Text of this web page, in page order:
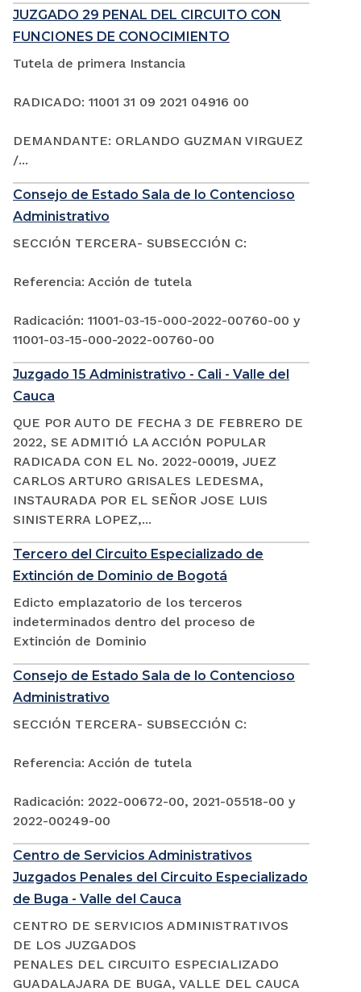
JUZGADO 29 PENAL DEL CIRCUITO CON
FUNCIONES DE CONOCIMIENTO
Tutela de primera Instancia
RADICADO: 11001 31 09 2021 04916 00
DEMANDANTE: ORLANDO GUZMAN VIRGUEZ
/...
Consejo de Estado Sala de lo Contencioso
Administrativo
SECCIÓN TERCERA- SUBSECCIÓN C:
Referencia: Acción de tutela
Radicación: 11001-03-15-000-2022-00760-00 y
11001-03-15-000-2022-00760-00
Juzgado 15 Administrativo - Cali - Valle del
Cauca
QUE POR AUTO DE FECHA 3 DE FEBRERO DE
2022, SE ADMITIÓ LA ACCIÓN POPULAR
RADICADA CON EL No. 2022-00019, JUEZ
CARLOS ARTURO GRISALES LEDESMA,
INSTAURADA POR EL SEÑOR JOSE LUIS
SINISTERRA LOPEZ,...
Tercero del Circuito Especializado de
Extinción de Dominio de Bogotá
Edicto emplazatorio de los terceros
indeterminados dentro del proceso de
Extinción de Dominio
Consejo de Estado Sala de lo Contencioso
Administrativo
SECCIÓN TERCERA- SUBSECCIÓN C:
Referencia: Acción de tutela
Radicación: 2022-00672-00, 2021-05518-00 y
2022-00249-00
Centro de Servicios Administrativos
Juzgados Penales del Circuito Especializado
de Buga - Valle del Cauca
CENTRO DE SERVICIOS ADMINISTRATIVOS
DE LOS JUZGADOS
PENALES DEL CIRCUITO ESPECIALIZADO
GUADALAJARA DE BUGA, VALLE DEL CAUCA